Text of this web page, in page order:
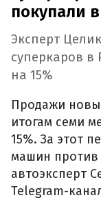
покупали
Эксперт
суперкаров в
на 15%
Продажи
итогам семи
15%. За этот
машин против
автоэксперт
Telegram-